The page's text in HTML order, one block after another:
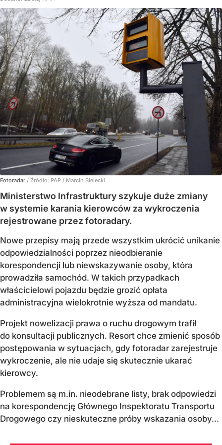
Fotoradar / Źródło: PAP / Marcin Bielecki
Ministerstwo Infrastruktury szykuje duże zmiany
w systemie karania kierowców za wykroczenia
rejestrowane przez fotoradary.
Nowe przepisy mają przede wszystkim ukrócić unikanie
odpowiedzialności poprzez nieodbieranie
korespondencji lub niewskazywanie osoby, która
prowadziła samochód. W takich przypadkach
właścicielowi pojazdu będzie grozić opłata
administracyjna wielokrotnie wyższa od mandatu.
Projekt nowelizacji prawa o ruchu drogowym trafił
do konsultacji publicznych. Resort chce zmienić sposób
postępowania w sytuacjach, gdy fotoradar zarejestruje
wykroczenie, ale nie udaje się skutecznie ukarać
kierowcy.
Problemem są m.in. nieodebrane listy, brak odpowiedzi
na korespondencję Głównego Inspektoratu Transportu
Drogowego czy nieskuteczne próby wskazania osoby...